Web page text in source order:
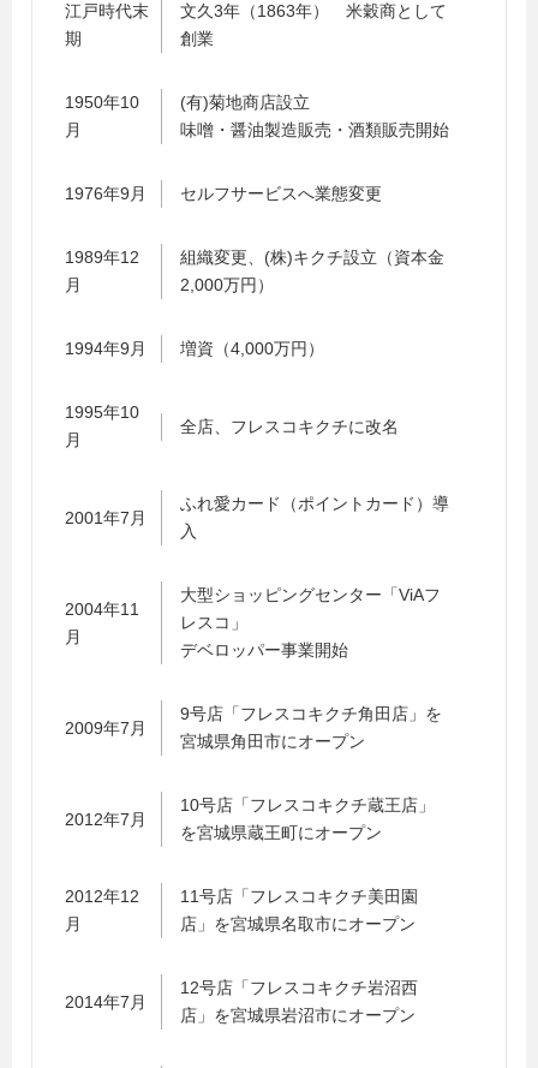
江戸時代末
期
文久3年（1863年） 米穀商として
創業
1950年10
月
(有)菊地商店設立
味噌・醤油製造販売・酒類販売開始
1976年9月 セルフサービスへ業態変更
1989年12
月
組織変更、(株)キクチ設立（資本金
2,000万円）
1994年9月 増資（4,000万円）
1995年10
月
全店、フレスコキクチに改名
2001年7月
ふれ愛カード（ポイントカード）導
入
2004年11
月
大型ショッピングセンター「ViAフ
レスコ」
デベロッパー事業開始
2009年7月
9号店「フレスコキクチ角田店」を
宮城県角田市にオープン
2012年7月
10号店「フレスコキクチ蔵王店」
を宮城県蔵王町にオープン
2012年12
月
11号店「フレスコキクチ美田園
店」を宮城県名取市にオープン
2014年7月
12号店「フレスコキクチ岩沼西
店」を宮城県岩沼市にオープン